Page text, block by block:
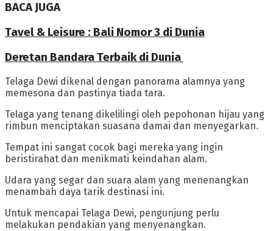
BACA JUGA
Tavel & Leisure : Bali Nomor 3 di Dunia
Deretan Bandara Terbaik di Dunia ‎
‎Telaga Dewi dikenal dengan panorama alamnya yang
memesona dan pastinya tiada tara.
‎Telaga yang tenang dikelilingi oleh pepohonan hijau yang
rimbun menciptakan suasana damai dan menyegarkan.
‎Tempat ini sangat cocok bagi mereka yang ingin
beristirahat dan menikmati keindahan alam.
‎Udara yang segar dan suara alam yang menenangkan
menambah daya tarik destinasi ini.
‎Untuk mencapai Telaga Dewi, pengunjung perlu
melakukan pendakian yang menyenangkan.